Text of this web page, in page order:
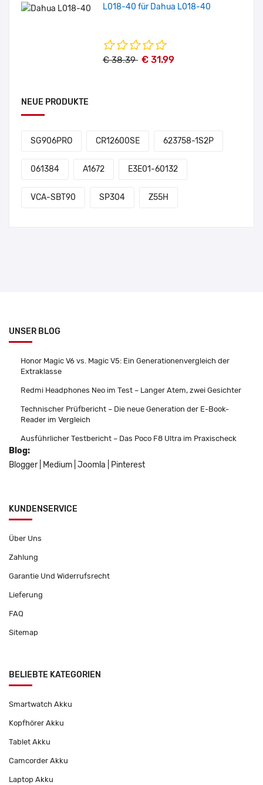
L018-40 für Dahua L018-40
€ 38.39 € 31.99
NEUE PRODUKTE
SG906PRO CR12600SE 623758-1S2P
061384 A1672 E3E01-60132
VCA-SBT90 SP304 Z55H
UNSER BLOG
Honor Magic V6 vs. Magic V5: Ein Generationenvergleich der
Extraklasse
Redmi Headphones Neo im Test – Langer Atem, zwei Gesichter
Technischer Prüfbericht – Die neue Generation der E-Book-
Reader im Vergleich
Ausführlicher Testbericht – Das Poco F8 Ultra im Praxischeck
Blog:
Blogger
Medium Joomla Pinterest
KUNDENSERVICE
Über Uns
Zahlung
Garantie Und Widerrufsrecht
Lieferung
FAQ
Sitemap
BELIEBTE KATEGORIEN
Smartwatch Akku
Kopfhörer Akku
Tablet Akku
Camcorder Akku
Laptop Akku